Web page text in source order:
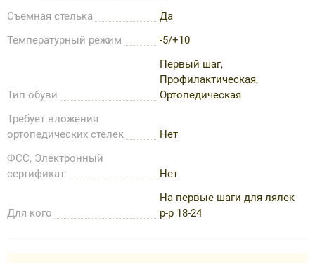
Съемная стелька
Да
Температурный режим
-5/+10
Тип обуви
Первый шаг,
Профилактическая,
Ортопедическая
Требует вложения
ортопедических стелек
Нет
ФСС, Электронный
сертификат
Нет
Для кого
На первые шаги для лялек
р-р 18-24